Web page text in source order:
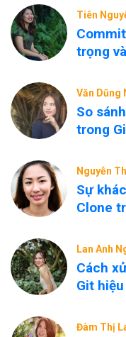
Tiên
trọng
Văn Dũng
So
trong
Nguyễn
Sự
Clone
Lan Anh
Cách
Git
Đàm Thị